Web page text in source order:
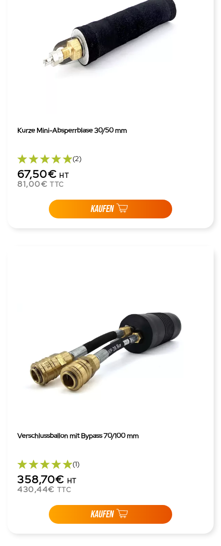
Kurze Mini-Absperrblase 30/50 mm
(2)
67,50€ HT
81,00€ TTC
KAUFEN
Verschlussballon mit Bypass 70/100 mm
(1)
358,70€ HT
430,44€ TTC
KAUFEN